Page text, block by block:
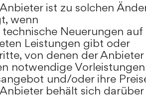
ist zu solchen
wenn
Neuerungen
Leistungen gibt oder
von denen der Anbieter
notwendige
und/oder ihre
behält sich darüber